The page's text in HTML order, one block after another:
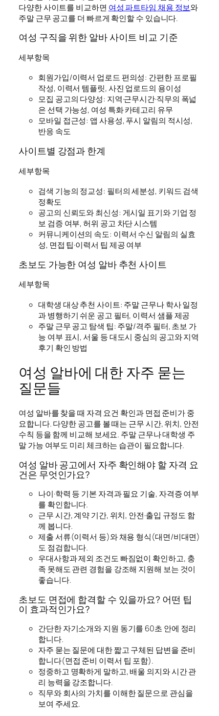
다양한 사이트를 비교하면 여성 파트타임 채용 정보와
주말 근무 공고를 더 빠르게 확인할 수 있습니다.
여성 구직을 위한 알바 사이트 비교 기준
세부항목
회원가입/이력서 업로드 편의성: 간편한 프로필
작성, 이력서 템플릿, 사진 업로드의 용이성
모집 공고의 다양성: 지역·근무시간·직무의 폭넓
은 선택 가능성, 여성 특화 카테고리 유무
모바일 접근성: 앱 사용성, 푸시 알림의 적시성,
반응 속도
사이트별 강점과 한계
세부항목
검색 기능의 정교성: 필터의 세분성, 키워드 검색
정확도
공고의 신뢰도와 최신성: 게시일 표기와 기업 정
보 검증 여부, 허위 공고 차단 시스템
커뮤니케이션의 속도: 이력서 수신 알림의 실효
성, 면접 팁·이력서 팁 제공 여부
초보도 가능한 여성 알바 추천 사이트
세부항목
대학생 대상 추천 사이트: 주말 근무나 학사 일정
과 병행하기 쉬운 공고 필터, 이력서 샘플 제공
주말 근무 공고 탐색 팁: 주말/격주 필터, 초보 가
능 여부 표시, 서울 등 대도시 중심의 공고와 지역
후기 확인 방법
여성 알바에 대한 자주 묻는
질문들
여성 알바를 찾을 때 자격 요건 확인과 면접 준비가 중
요합니다. 다양한 공고를 볼 때는 근무 시간, 위치, 안전
수칙 등을 함께 비교해 보세요. 주말 근무나 대학생 주
말 가능 여부도 미리 체크하는 습관이 필요합니다.
여성 알바 공고에서 자주 확인해야 할 자격 요
건은 무엇인가요?
나이·학력 등 기본 자격과 필요 기술, 자격증 여부
를 확인합니다.
근무 시간, 계약 기간, 위치, 안전·출입 규정도 함
께 봅니다.
제출 서류(이력서 등)와 채용 형식(대면/비대면)
도 점검합니다.
우대사항과 제외 조건도 빠짐없이 확인하고, 충
족 못해도 관련 경험을 강조해 지원해 보는 것이
좋습니다.
초보도 면접에 합격할 수 있을까요? 어떤 팁
이 효과적인가요?
간단한 자기소개와 지원 동기를 60초 안에 정리
합니다.
자주 묻는 질문에 대한 짧고 구체된 답변을 준비
합니다(면접 준비 이력서 팁 포함).
정중하고 명확하게 말하고, 배울 의지와 시간 관
리 능력을 강조합니다.
직무와 회사의 가치를 이해한 질문으로 관심을
보여 주세요.